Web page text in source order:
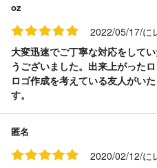
oz
2022/05/17/に
大変迅速でご丁寧な対応をして
うございました。出来上がった
ロゴ作成を考えている友人がい
す。
匿名
2020/02/12/に